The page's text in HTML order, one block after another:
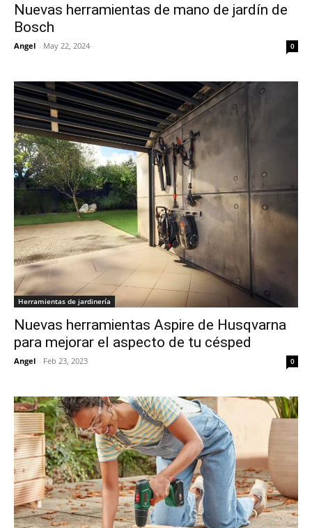
Nuevas herramientas de mano de jardín de
Bosch
Angel - May 22, 2024 0
Herramientas de jardinería
Nuevas herramientas Aspire de Husqvarna
para mejorar el aspecto de tu césped
Angel - Feb 23, 2023 0